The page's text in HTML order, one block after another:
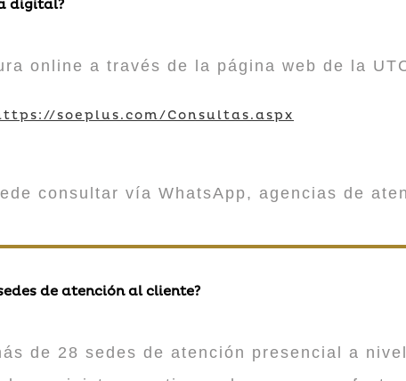
digital?
online a través de la página web de la
soeplus.com/Consultas.aspx
consultar vía WhatsApp, agencias de
de atención al cliente?
de 28 sedes de atención presencial a